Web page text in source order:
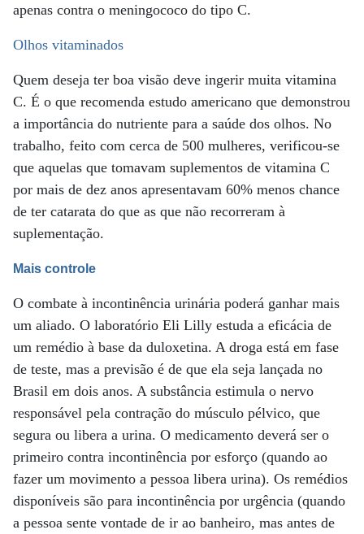
apenas contra o meningococo do tipo C.
Olhos vitaminados
Quem deseja ter boa visão deve ingerir muita vitamina
C. É o que recomenda estudo americano que demonstrou
a importância do nutriente para a saúde dos olhos. No
trabalho, feito com cerca de 500 mulheres, verificou-se
que aquelas que tomavam suplementos de vitamina C
por mais de dez anos apresentavam 60% menos chance
de ter catarata do que as que não recorreram à
suplementação.
Mais controle
O combate à incontinência urinária poderá ganhar mais
um aliado. O laboratório Eli Lilly estuda a eficácia de
um remédio à base da duloxetina. A droga está em fase
de teste, mas a previsão é de que ela seja lançada no
Brasil em dois anos. A substância estimula o nervo
responsável pela contração do músculo pélvico, que
segura ou libera a urina. O medicamento deverá ser o
primeiro contra incontinência por esforço (quando ao
fazer um movimento a pessoa libera urina). Os remédios
disponíveis são para incontinência por urgência (quando
a pessoa sente vontade de ir ao banheiro, mas antes de